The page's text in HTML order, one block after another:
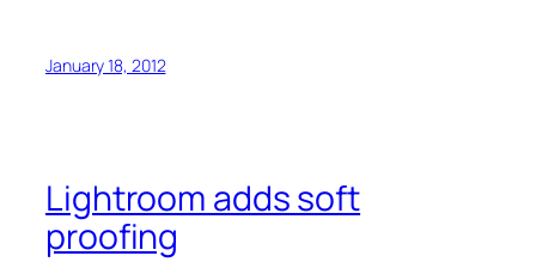
January 18, 2012
Lightroom adds soft
proofing